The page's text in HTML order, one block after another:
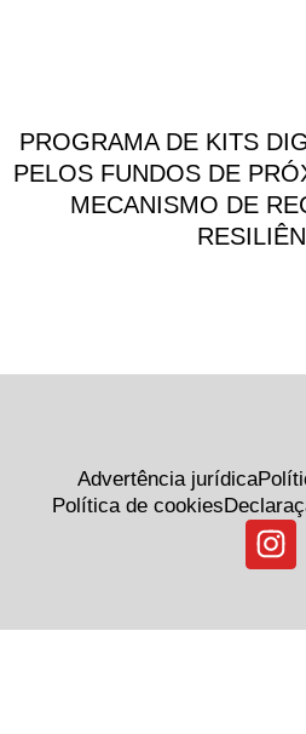
PROGRAMA DE KITS
PELOS FUNDOS DE
MECANISMO DE
Advertência jurídica
Política de cookies